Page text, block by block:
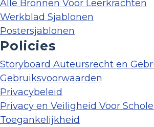
Alle Bronnen Voor Leerkrachten
Werkblad Sjablonen
Postersjablonen
Policies
Storyboard Auteursrecht en
Gebruiksvoorwaarden
Privacybeleid
Privacy en Veiligheid Voor
Toegankelijkheid